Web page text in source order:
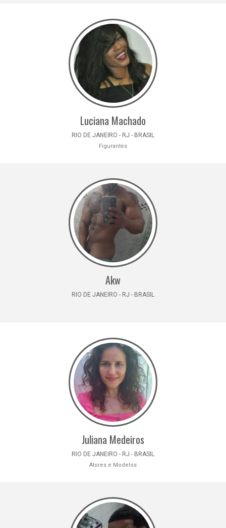
Luciana Machado
RIO DE JANEIRO - RJ - BRASIL
Figurantes
Akw
RIO DE JANEIRO - RJ - BRASIL
Juliana Medeiros
RIO DE JANEIRO - RJ - BRASIL
Atores e Modelos